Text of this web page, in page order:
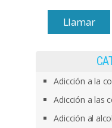
Llamar
Adicción a la
Adicción a las
Adicción al